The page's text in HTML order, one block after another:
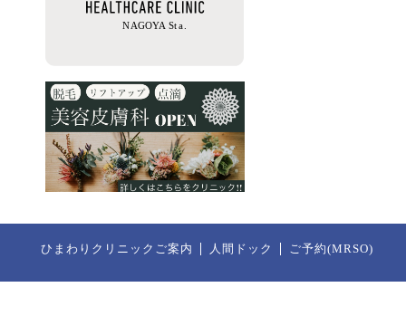
ひまわりクリニックご案内 人間ドック ご予約(MRSO)